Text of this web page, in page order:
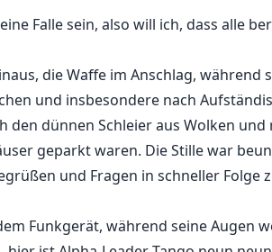
Falle sein, also will ich, dass alle
die Waffe im Anschlag, während
und insbesondere nach
dünnen Schleier aus Wolken
geparkt waren. Die Stille war
und Fragen in schneller Folge
Funkgerät, während seine Augen